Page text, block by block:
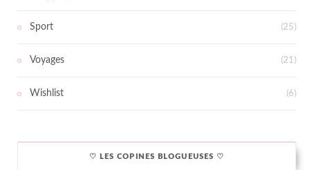
Sport (25)
Voyages (21)
Wishlist (6)
♡ LES COPINES BLOGUEUSES ♡